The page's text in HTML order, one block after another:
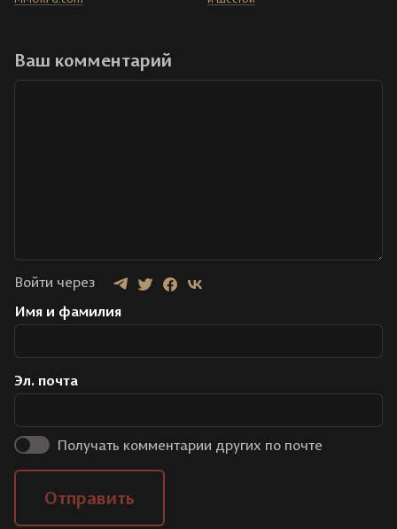
Ваш комментарий
Войти через
Имя и фамилия
Эл. почта
Получать комментарии других по почте
Отправить